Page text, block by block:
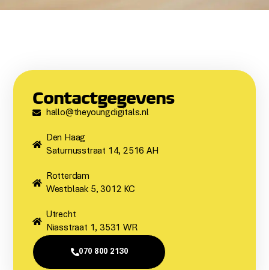
Contactgegevens
hallo@theyoungdigitals.nl​
Den Haag
Saturnusstraat 14, 2516 AH​
Rotterdam
Westblaak 5, 3012 KC
Utrecht
Niasstraat 1, 3531 WR
070 800 2130